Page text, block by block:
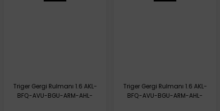
Triger Gergi Rulmanı 1.6 AKL-
BFQ-AVU-BGU-ARM-AHL-
Triger Gergi Rulmanı 1.6 AKL-
BFQ-AVU-BGU-ARM-AHL-